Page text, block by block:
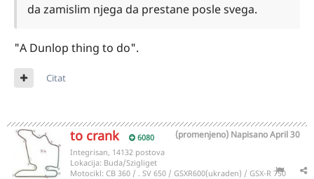
da zamislim njega da prestane posle svega.
"A Dunlop thing to do".
Citat
to crank 6080 NapisanoApril 30
(promenjeno)
Integrisan, 14132 postova
Lokacija: Buda/Szigliget
Motocikl: CB 360 / . SV 650 / GSXR600(ukraden) / GSX-R 750